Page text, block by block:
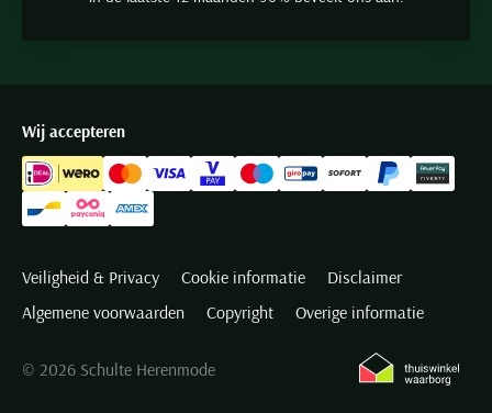
Wij accepteren
Veiligheid & Privacy Cookie informatie
Disclaimer
Algemene voorwaarden
Copyright Overige informatie
© 2026 Schulte Herenmode